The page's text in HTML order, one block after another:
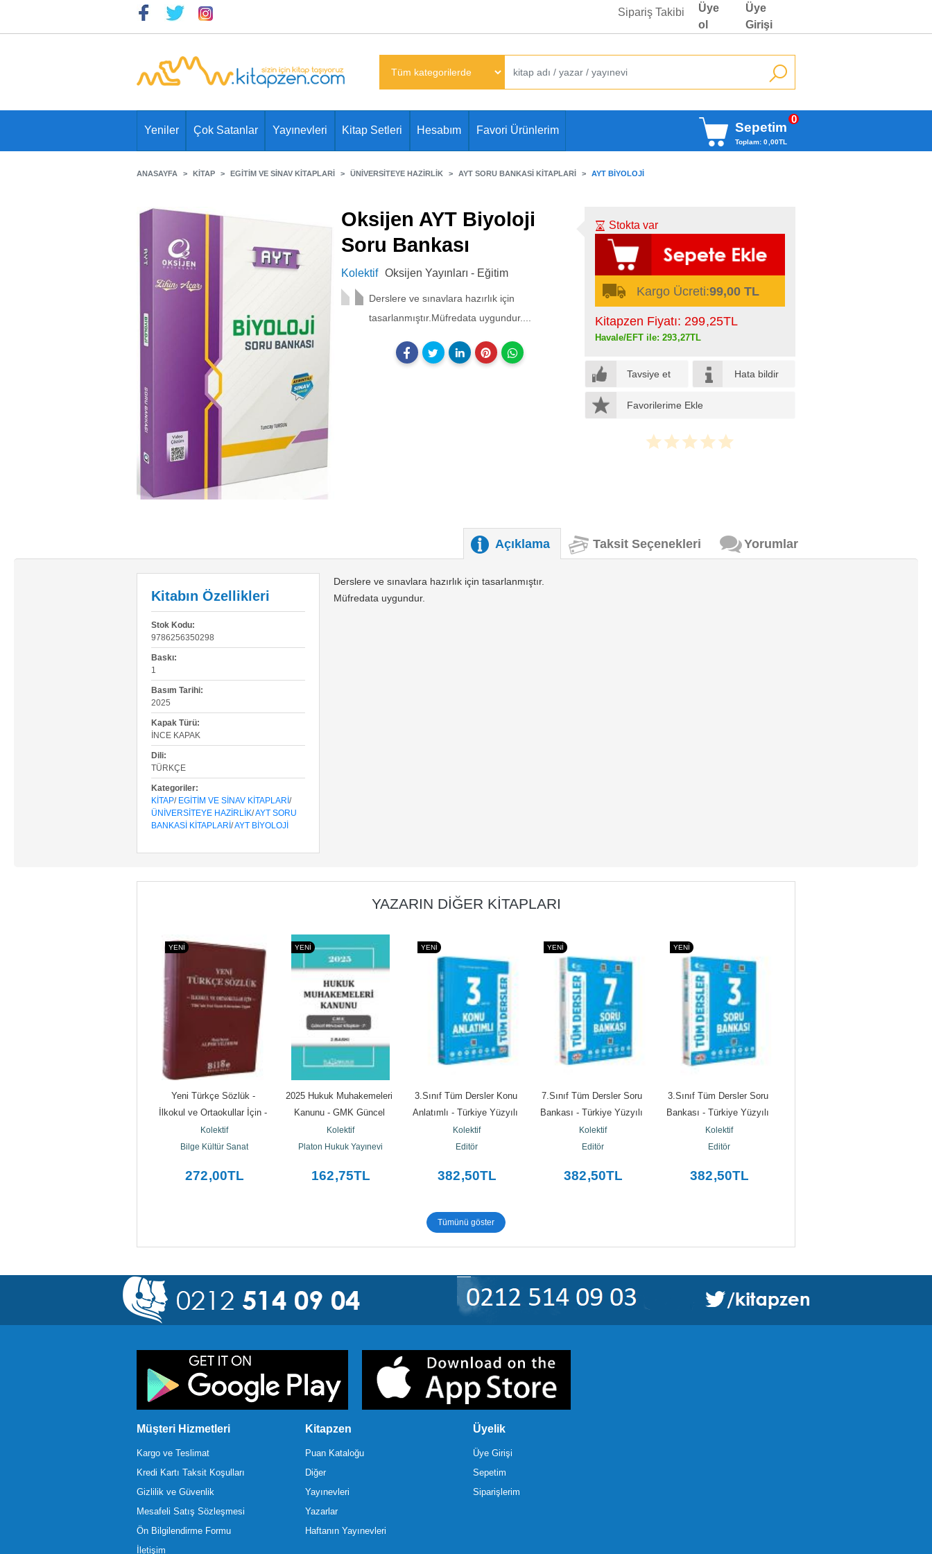
Sipariş Takibi
Üye
ol
Üye
Girişi
Yeniler Çok Satanlar Yayınevleri Kitap Setleri Hesabım Favori Ürünlerim Sepetim
Toplam: 0 ,00TL
0
ANASAYFA KITAP EGITIM VE SINAV KITAPLARI ÜNIVERSITEYE HAZIRLIK AYT SORU BANKASI KITAPLARI AYT BIYOLOJI
Oksijen AYT Biyoloji
Soru Bankası
Kolektif Oksijen Yayınları - Eğitim
Derslere ve sınavlara hazırlık için
tasarlanmıştır.Müfredata uygundur....
Stokta var
Kargo Ücreti:99,00 TL
Kitapzen Fiyatı: 299,25TL
Havale/EFT ile: 293,27TL
Tavsiye et Hata bildir
Favorilerime Ekle
Açıklama Taksit Seçenekleri Yorumlar
Kitabın Özellikleri
Stok Kodu:
9786256350298
Baskı:
1
Basım Tarihi:
2025
Kapak Türü:
İNCE KAPAK
Dili:
TÜRKÇE
Kategoriler:
KITAP/ EGITIM VE SINAV KITAPLARI/
ÜNIVERSITEYE HAZIRLIK/AYT SORU
BANKASI KITAPLARI/AYT BIYOLOJI
Derslere ve sınavlara hazırlık için tasarlanmıştır.
Müfredata uygundur.
YAZARIN DIĞER KITAPLARI
YENI
Yeni Türkçe Sözlük -
İlkokul ve Ortaokullar İçin -
TDK'nin Yeni Yazım...
Kolektif
Bilge Kültür Sanat
272,00TL
YENI
2025 Hukuk Muhakemeleri
Kanunu - GMK Güncel
Mevzuat Kitapları 7
Kolektif
Platon Hukuk Yayınevi
162,75TL
YENI
3.Sınıf Tüm Dersler Konu
Anlatımlı - Türkiye Yüzyılı
Maarif Modeli
Kolektif
Editör
382,50TL
YENI
7.Sınıf Tüm Dersler Soru
Bankası - Türkiye Yüzyılı
Maarif Modeli
Kolektif
Editör
382,50TL
YENI
3.Sınıf Tüm Dersler Soru
Bankası - Türkiye Yüzyılı
Maarif Modeli
Kolektif
Editör
382,50TL
Tümünü göster
Müşteri Hizmetleri
Kargo ve Teslimat
Kredi Kartı Taksit Koşulları
Gizlilik ve Güvenlik
Mesafeli Satış Sözleşmesi
Ön Bilgilendirme Formu
İletişim
Kitapzen
Puan Kataloğu
Diğer
Yayınevleri
Yazarlar
Haftanın Yayınevleri
Üyelik
Üye Girişi
Sepetim
Siparişlerim